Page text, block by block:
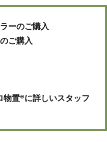
ーのご購入
ご購入
置®に詳しいスタッフ